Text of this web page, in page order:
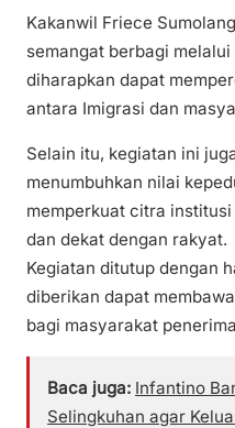
Kakanwil Friece
semangat berbagi
diharapkan dapat
antara Imigrasi dan
Selain itu, kegiatan ini
menumbuhkan nilai
memperkuat citra
dan dekat dengan rakyat.
Kegiatan ditutup dengan
diberikan dapat
bagi masyarakat
Baca juga: Infantino
Selingkuhan agar